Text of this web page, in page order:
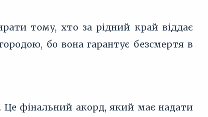
тому, хто за рідний край віддає
бо вона гарантує безсмертя в
Це фінальний акорд, який має надати